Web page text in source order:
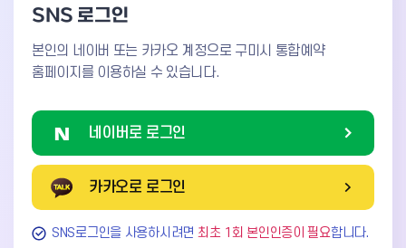
SNS 로그인
본인의 네이버 또는 카카오 계정으로 구미시 통합예약
홈페이지를 이용하실 수 있습니다.
네이버로 로그인
카카오로 로그인
SNS로그인을 사용하시려면 최초 1회 본인인증이 필요합니다.